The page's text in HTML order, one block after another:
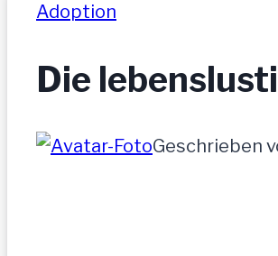
Adoption
Die
Geschrieben